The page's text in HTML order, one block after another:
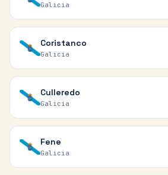
Galicia
Coristanco
Galicia
Culleredo
Galicia
Fene
Galicia